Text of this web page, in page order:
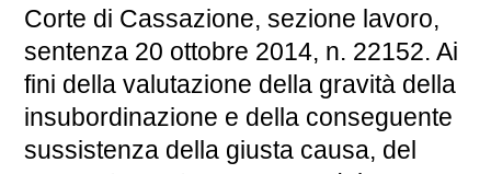
Corte di Cassazione, sezione lavoro,
sentenza 20 ottobre 2014, n. 22152. Ai
fini della valutazione della gravità della
insubordinazione e della conseguente
sussistenza della giusta causa, del